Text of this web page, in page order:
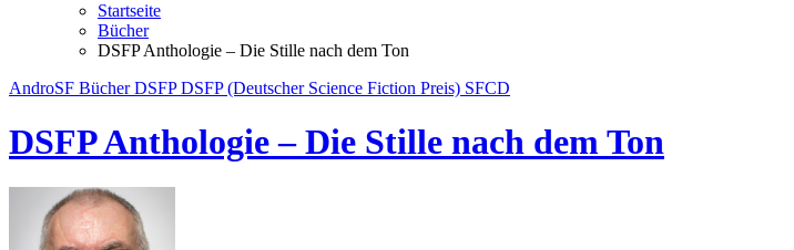
Startseite
Bücher
DSFP Anthologie – Die Stille nach dem Ton
AndroSF BücherDSFPDSFP (Deutscher Science Fiction Preis) SFCD
DSFP Anthologie – Die Stille nach dem Ton